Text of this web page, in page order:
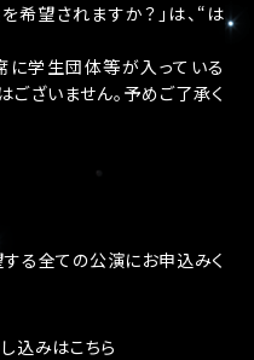
望されますか？」は、“は
学生団体等が入っている
ざいません。予めご了承く
る全ての公演にお申込みく
込みはこちら